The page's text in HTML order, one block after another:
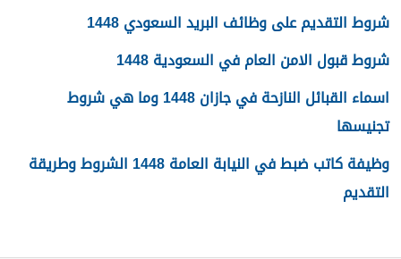
شروط التقديم على وظائف البريد السعودي 1448
شروط قبول الامن العام في السعودية 1448
اسماء القبائل النازحة في جازان 1448 وما هي شروط
تجنيسها
وظيفة كاتب ضبط في النيابة العامة 1448 الشروط وطريقة
التقديم